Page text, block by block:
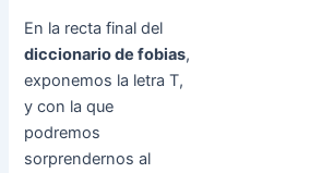
En la recta final del
diccionario de fobias,
exponemos la letra T,
y con la que
podremos
sorprendernos al